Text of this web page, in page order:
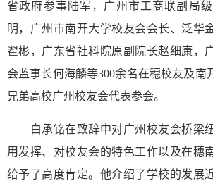
省政府参事陆军，广州市工商联副局
明，广州市南开大学校友会会长、泛华
翟彬，广东省社科院原副院长赵细康，
会监事长何海麟等300余名在穗校友及南
兄弟高校广州校友会代表参会。
白承铭在致辞中对广州校友会桥梁
用发挥、对校友会的特色工作以及在穗
给予了高度肯定。他介绍了学校的发展